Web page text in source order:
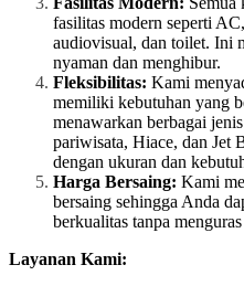
fasilitas modern seperti
audiovisual, dan toilet. Ini
nyaman dan menghibur.
Fleksibilitas: Kami
memiliki kebutuhan yang
menawarkan berbagai
pariwisata, Hiace, dan Jet
dengan ukuran dan
Harga Bersaing: Kami
bersaing sehingga Anda
berkualitas tanpa
Layanan Kami: